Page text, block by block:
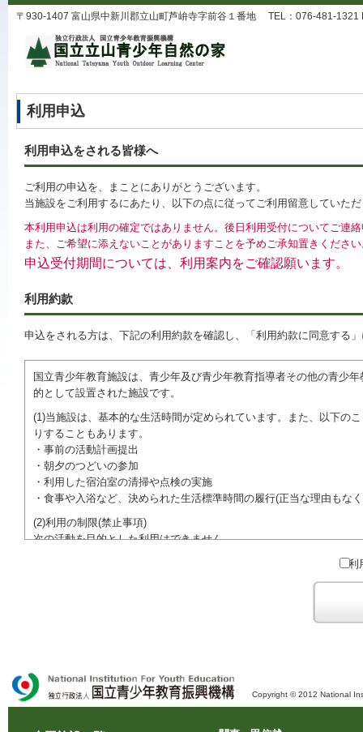
〒930-1407 富山県中新川郡立山町芦峅寺字前谷１番地 TEL：076-481-1321
利用申込
利用申込をされる皆様へ
ご利用の申込を、まことにありがとうございます。
当施設をご利用するにあたり、以下の点に従ってご利用留意していた
本利用申込は利用の確定ではありません。後日利用受付についてご連
また、ご希望に添えないことがありますことを予めご承知置きくださ
申込受付期間については、利用案内をご確認願います。
利用約款
申込をされる方は、下記の利用約款を確認し、「利用約款に同意する
国立青少年教育施設は、青少年及び青少年教育指導者その他の青少
的として設置された施設です。
(1)当施設は、基本的な生活時間が定められています。また、以下の
りすることもあります。
・事前の活動計画提出
・朝夕のつどいの参加
・利用した宿泊室の清掃や点検の実施
・食事や入浴など、決められた生活標準時間の履行(正当な理由も
(2)利用の制限(禁止事項)
次の活動を目的とした利用はできません。
●特定の政党を支持、またはこれに反対するための政治教育その他の
●特定の宗教を支持、またはこれに反対するための宗教教育その他
域での勧誘活動を行ったり、自らの団体の活動をアピールする活動等)
利
Copyright © 2012 National